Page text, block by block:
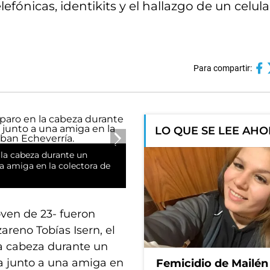
identikits y el hallazgo de un
Para compartir:
cabeza durante un
amiga en la colectora de
de 23- fueron
Tobías Isern, el
cabeza durante un
junto a una amiga en
LO QUE SE LEE
Femicidio de Mailén